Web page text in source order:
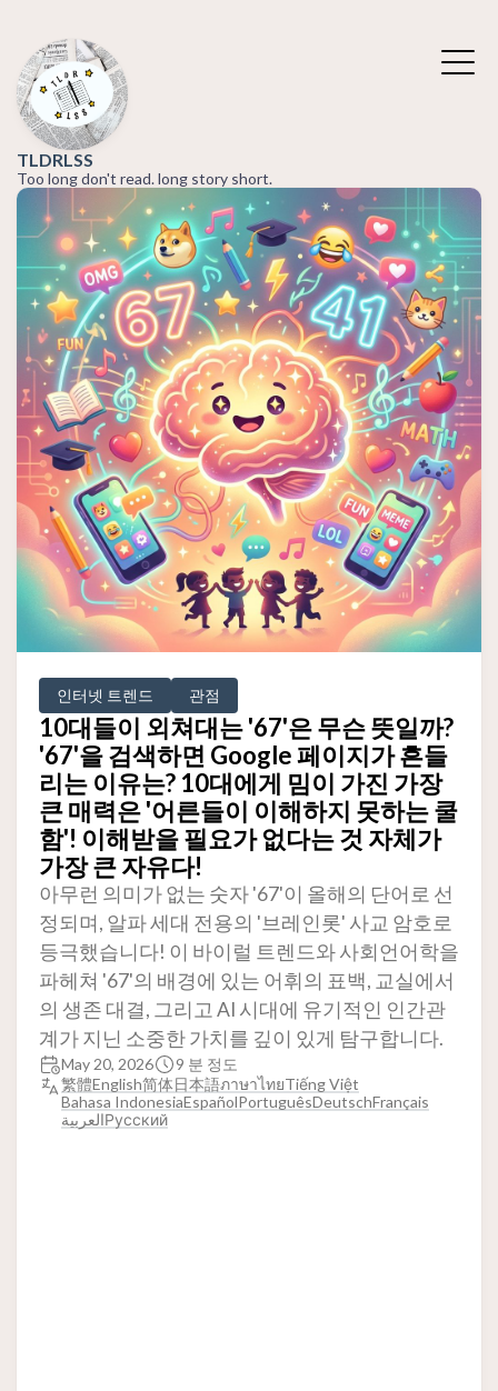
TLDRLSS
Too long don't read. long story short.
인터넷 트렌드 관점
10대들이 외쳐대는 '67'은 무슨 뜻일까?
'67'을 검색하면 Google 페이지가 흔들
리는 이유는? 10대에게 밈이 가진 가장
큰 매력은 '어른들이 이해하지 못하는 쿨
함'! 이해받을 필요가 없다는 것 자체가
가장 큰 자유다!
아무런 의미가 없는 숫자 '67'이 올해의 단어로 선
정되며, 알파 세대 전용의 '브레인롯' 사교 암호로
등극했습니다! 이 바이럴 트렌드와 사회언어학을
파헤쳐 '67'의 배경에 있는 어휘의 표백, 교실에서
의 생존 대결, 그리고 AI 시대에 유기적인 인간관
계가 지닌 소중한 가치를 깊이 있게 탐구합니다.
May 20, 2026
9 분 정도
繁體English简体日本語ภาษาไทยTiếng Việt
Bahasa IndonesiaEspañolPortuguêsDeutschFrançais
العربيةРусский